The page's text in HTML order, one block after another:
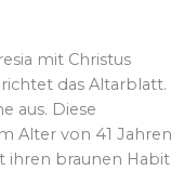
mit Christus
das Altarblatt.
aus. Diese
Alter von 41 Jahren
ihren braunen Habit